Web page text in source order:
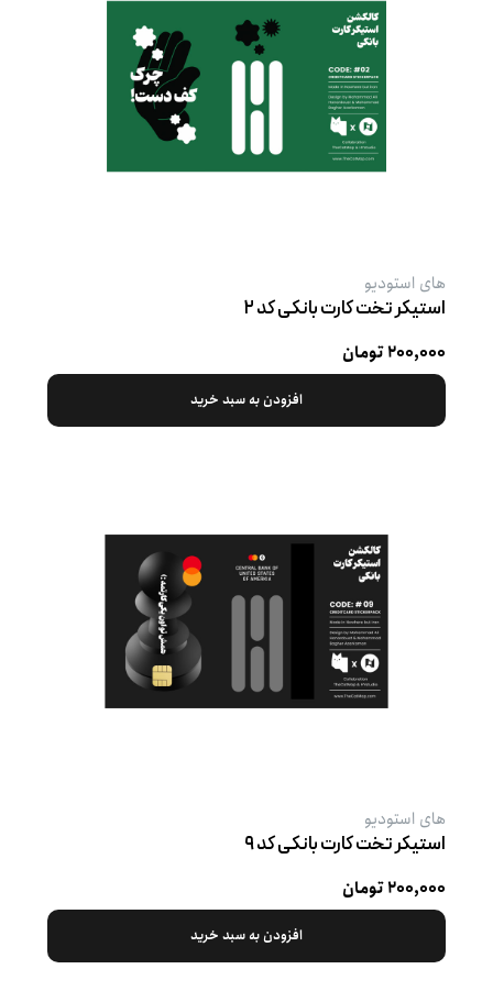
های استودیو
استیکر تخت کارت بانکی کد ۲
۲۰۰,۰۰۰ تومان
افزودن به سبد خرید
های استودیو
استیکر تخت کارت بانکی کد ۹
۲۰۰,۰۰۰ تومان
افزودن به سبد خرید